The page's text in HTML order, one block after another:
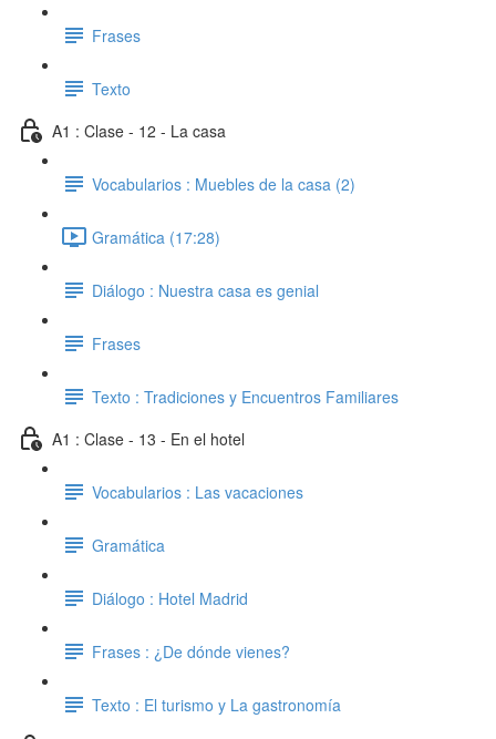
Frases
Texto
A1 : Clase - 12 - La casa
Vocabularios : Muebles de la casa (2)
Gramática (17:28)
Diálogo : Nuestra casa es genial
Frases
Texto : Tradiciones y Encuentros Familiares
A1 : Clase - 13 - En el hotel
Vocabularios : Las vacaciones
Gramática
Diálogo : Hotel Madrid
Frases : ¿De dónde vienes?
Texto : El turismo y La gastronomía